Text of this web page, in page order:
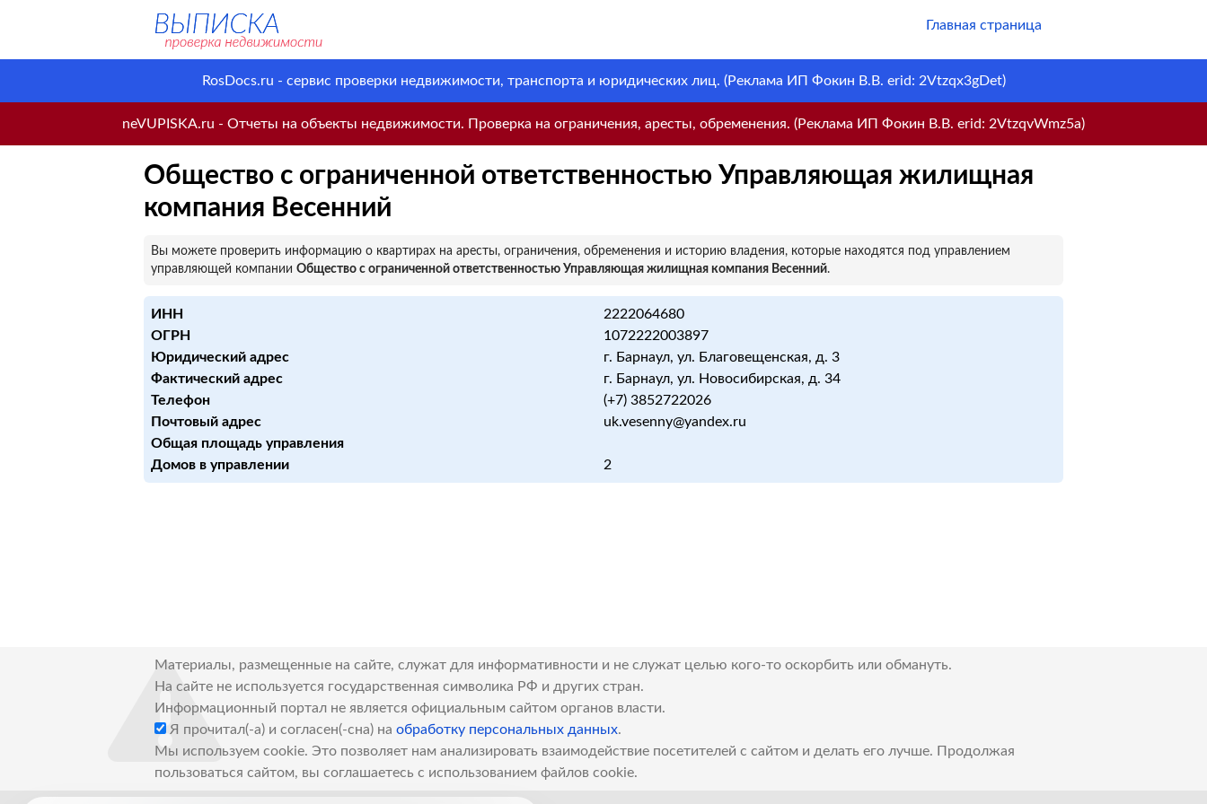
Главная страница
RosDocs.ru - сервис проверки недвижимости, транспорта и юридических лиц. (Реклама ИП Фокин В.В. erid: 2Vtzqx3gDet)
neVUPISKA.ru - Отчеты на объекты недвижимости. Проверка на ограничения, аресты, обременения. (Реклама ИП Фокин В.В. erid: 2VtzqvWmz5a)
Общество с ограниченной ответственностью Управляющая жилищная
компания Весенний
Вы можете проверить информацию о квартирах на аресты, ограничения, обременения и историю владения, которые находятся под управлением
управляющей компании Общество с ограниченной ответственностью Управляющая жилищная компания Весенний.
ИНН
2222064680
ОГРН
1072222003897
Юридический адрес
г. Барнаул, ул. Благовещенская, д. 3
Фактический адрес
г. Барнаул, ул. Новосибирская, д. 34
Телефон
(+7) 3852722026
Почтовый адрес
uk.vesenny@yandex.ru
Общая площадь управления
Домов в управлении
2
Материалы, размещенные на сайте, служат для информативности и не служат целью кого-то оскорбить или обмануть.
На сайте не используется государственная символика РФ и других стран.
Информационный портал не является официальным сайтом органов власти.
Я прочитал(-а) и согласен(-сна) на обработку персональных данных.
Мы используем cookie. Это позволяет нам анализировать взаимодействие посетителей с сайтом и делать его лучше. Продолжая
пользоваться сайтом, вы соглашаетесь с использованием файлов cookie.